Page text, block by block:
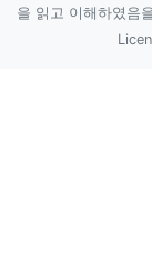
을 읽고 이해하였음